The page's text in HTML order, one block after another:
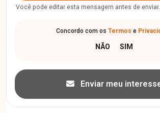
Você pode editar esta mensagem antes de enviar.
Concordo com os Termos e
Enviar meu